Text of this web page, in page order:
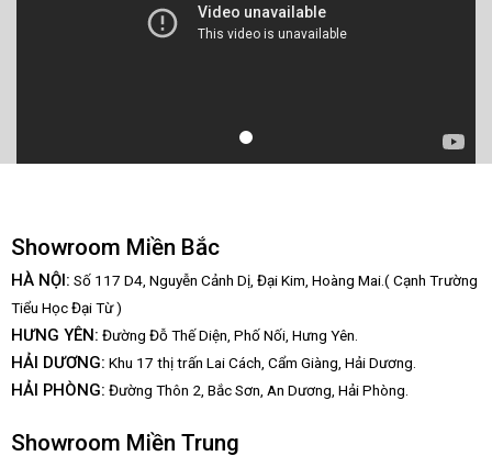
Showroom Miền Bắc
HÀ NỘI: Số 117 D4, Nguyễn Cảnh Dị, Đại Kim, Hoàng Mai.( Cạnh Trường
Tiểu Học Đại Từ )
HƯNG YÊN: Đường Đỗ Thế Diện, Phố Nối, Hưng Yên.
HẢI DƯƠNG: Khu 17 thị trấn Lai Cách, Cẩm Giàng, Hải Dương.
HẢI PHÒNG: Đường Thôn 2, Bắc Sơn, An Dương, Hải Phòng.
Showroom Miền Trung